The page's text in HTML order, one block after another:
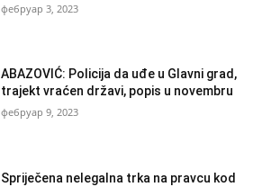
фебруар 3, 2023
ABAZOVIĆ: Policija da uđe u Glavni grad,
trajekt vraćen državi, popis u novembru
фебруар 9, 2023
Spriječena nelegalna trka na pravcu kod